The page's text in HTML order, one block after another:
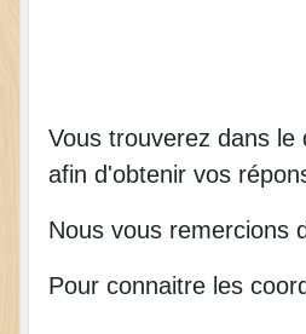
Vous trouverez dans
afin d'obtenir vos
Nous vous remercions
Pour connaitre les